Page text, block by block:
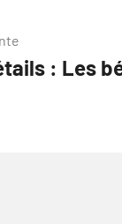
: Les